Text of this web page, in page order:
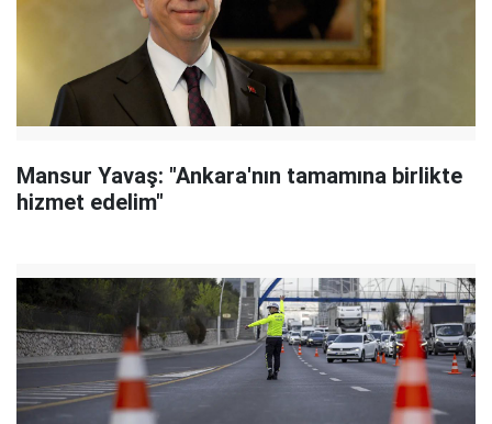
Mansur Yavaş: "Ankara'nın tamamına birlikte
hizmet edelim"